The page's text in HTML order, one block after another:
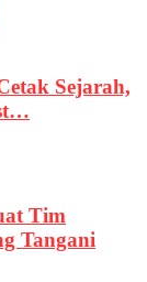
Sejarah,
Tim
Tangani